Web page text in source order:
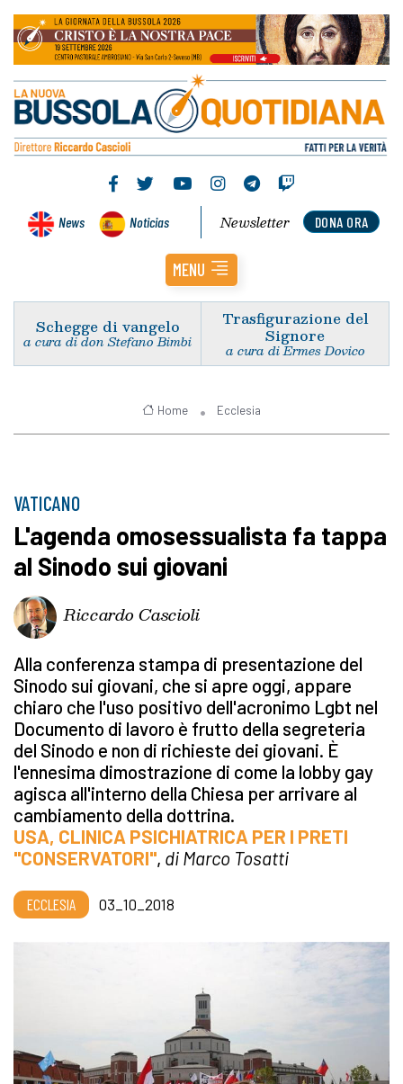
News Noticias DONA ORA
Newsletter
MENU
Schegge di vangelo
a cura di don Stefano Bimbi
Trasfigurazione del
Signore
a cura di Ermes Dovico
Home Ecclesia
VATICANO
L'agenda omosessualista fa tappa
al Sinodo sui giovani
Riccardo Cascioli
Alla conferenza stampa di presentazione del
Sinodo sui giovani, che si apre oggi, appare
chiaro che l'uso positivo dell'acronimo Lgbt nel
Documento di lavoro è frutto della segreteria
del Sinodo e non di richieste dei giovani. È
l'ennesima dimostrazione di come la lobby gay
agisca all'interno della Chiesa per arrivare al
cambiamento della dottrina.
USA, CLINICA PSICHIATRICA PER I PRETI
"CONSERVATORI", di Marco Tosatti
ECCLESIA 03_10_2018